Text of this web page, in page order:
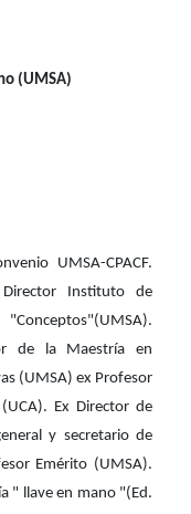
(UMSA)
UMSA-CPACF.
Director Instituto de
de la Maestría en
(UMSA) ex Profesor
Ex Director de
y secretario de
Emérito (UMSA).
" llave en mano "(Ed.